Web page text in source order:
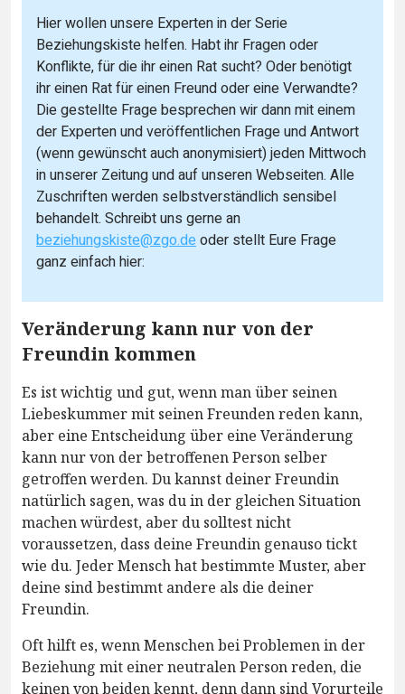
Hier wollen unsere Experten in der Serie
Beziehungskiste helfen. Habt ihr Fragen oder
Konflikte, für die ihr einen Rat sucht? Oder benötigt
ihr einen Rat für einen Freund oder eine Verwandte?
Die gestellte Frage besprechen wir dann mit einem
der Experten und veröffentlichen Frage und Antwort
(wenn gewünscht auch anonymisiert) jeden Mittwoch
in unserer Zeitung und auf unseren Webseiten. Alle
Zuschriften werden selbstverständlich sensibel
behandelt. Schreibt uns gerne an
beziehungskiste@zgo.deoder stellt Eure Frage
ganz einfach hier:
Veränderung kann nur von der
Freundin kommen
Es ist wichtig und gut, wenn man über seinen
Liebeskummer mit seinen Freunden reden kann,
aber eine Entscheidung über eine Veränderung
kann nur von der betroffenen Person selber
getroffen werden. Du kannst deiner Freundin
natürlich sagen, was du in der gleichen Situation
machen würdest, aber du solltest nicht
voraussetzen, dass deine Freundin genauso tickt
wie du. Jeder Mensch hat bestimmte Muster, aber
deine sind bestimmt andere als die deiner
Freundin.
Oft hilft es, wenn Menschen bei Problemen in der
Beziehung mit einer neutralen Person reden, die
keinen von beiden kennt, denn dann sind Vorurteile